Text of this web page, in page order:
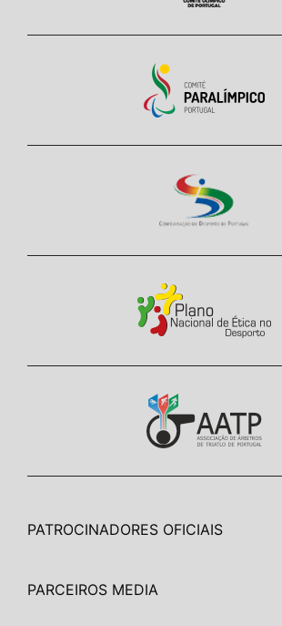
PATROCINADORES OFICIAIS
PARCEIROS MEDIA